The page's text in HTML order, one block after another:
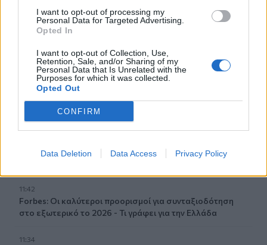
I want to opt-out of processing my
Personal Data for Targeted Advertising.
Opted In
I want to opt-out of Collection, Use,
Retention, Sale, and/or Sharing of my
Personal Data that Is Unrelated with the
Purposes for which it was collected.
Opted Out
CONFIRM
Data Deletion Data Access Privacy Policy
του έσωσε τη ζωή
Ηράκλειο: Στο επίκεντρο έργα, Βικελαία και «έξυπνη
πόλη» στη Δημοτική Επιτροπή
Σητεία: Ο Λευτέρης Σουλτάτος και η Βάσω Λασκαράκη
συναντούν τις « Χρυσοχέρες»
Εκδήλωση τιμής και μνήμης για τους 35 Εθνομάρτυρες στο
11:42
Forbes: Οι καλύτεροι προορισμοί για συνταξιοδότηση
στο εξωτερικό το 2026 - Τι γράφει για την Ελλάδα
11:34